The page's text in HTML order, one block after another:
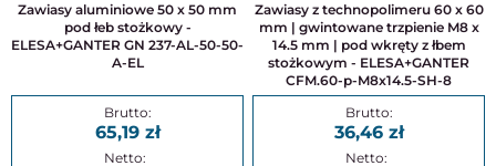
Zawiasy aluminiowe 50 x 50 mm
pod łeb stożkowy -
ELESA+GANTER GN 237-AL-50-50-
A-EL
65,19
Zawiasy z technopolimeru 60 x 60
mm | gwintowane trzpienie M8 x
14.5 mm | pod wkręty z łbem
stożkowym - ELESA+GANTER
CFM.60-p-M8x14.5-SH-8
36,46